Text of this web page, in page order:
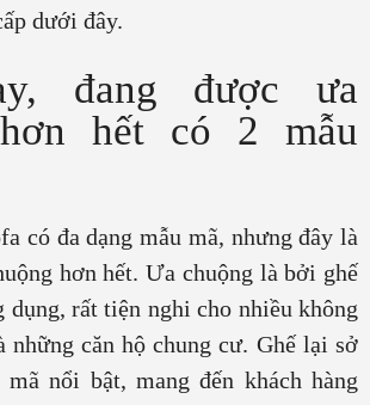
dưới đây.
đang được ưa
hết có 2 mẫu
có đa dạng mẫu mã, nhưng đây là
hơn hết. Ưa chuộng là bởi ghế
dụng, rất tiện nghi cho nhiều không
những căn hộ chung cư. Ghế lại sở
nổi bật, mang đến khách hàng